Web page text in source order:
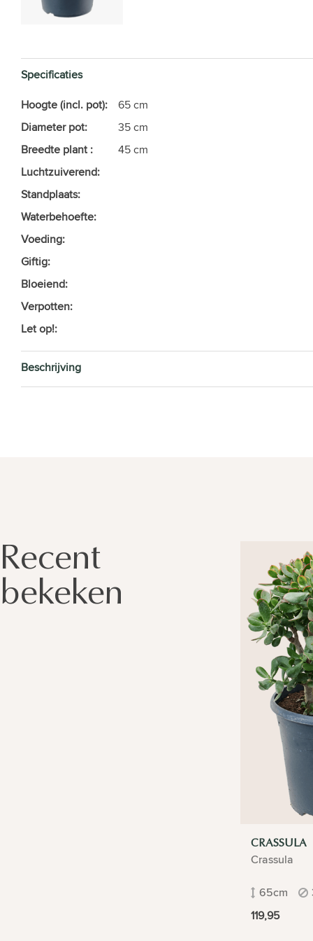
Specificaties
Hoogte (incl. pot):
65 cm
Diameter pot:
35 cm
Breedte plant :
45 cm
Luchtzuiverend:
Standplaats:
Waterbehoefte:
Voeding:
Giftig:
Bloeiend:
Verpotten:
Let op!:
Beschrijving
Recent
bekeken
CRASSULA
Crassula
65cm
119,95